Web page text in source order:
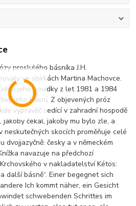
proslulého básníka J.H.
ve sbírkách Martina Machovce.
jeho povídky z let 1981 a 1984
jeho básní. Z objevených próz
vypravěč sedící v zahradní hospodě
čekal, jakoby mu bylo zle, a
neskutečných skocích proměňuje celé
dvojjazyčně: česky a v německém
navazuje na předchozí
v nakladatelství Kétos:
další básně“. Einer begegnet sich
Ich kommt näher, ein Gesicht
schwebenden Schrittes im